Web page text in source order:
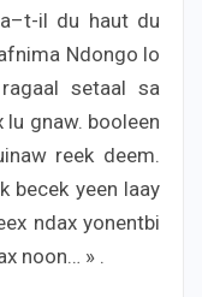
il du haut du
Ndongo lo
setaal sa
lu gnaw. booleen
reek deem.
becek yeen laay
ndax yonentbi
noon… » .